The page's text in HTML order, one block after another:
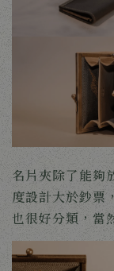
名片夾除了能夠
度設計大於鈔票
也很好分類，當